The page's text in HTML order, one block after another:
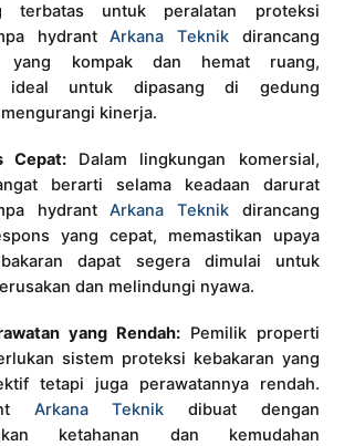
terbatas untuk peralatan proteksi
hydrantArkana Teknikdirancang
yang kompak dan hemat ruang,
ideal untuk dipasang di gedung
kinerja.
Cepat:Dalam lingkungan komersial,
berarti selama keadaan darurat
hydrantArkana Teknikdirancang
yang cepat, memastikan upaya
dapat segera dimulai untuk
dan melindungi nyawa.
yang Rendah:Pemilik properti
sistem proteksi kebakaran yang
tetapi juga perawatannya rendah.
Arkana Teknik dibuat dengan
ketahanan dan kemudahan